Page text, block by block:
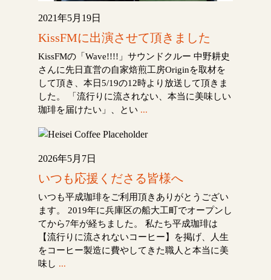
2021年5月19日
KissFMに出演させて頂きました
KissFMの「Wave!!!!」サウンドクルー 中野耕史
さんに先日直営の自家焙煎工房Originを取材を
して頂き、本日5/19の12時より放送して頂きま
した。 「流行りに流されない、本当に美味しい
珈琲を届けたい」、とい ...
2026年5月7日
いつも応援くださる皆様へ
いつも平成珈琲をご利用頂きありがとうござい
ます。 2019年に兵庫区の船大工町でオープンし
てから7年が経ちました。 私たち平成珈琲は
【流行りに流されないコーヒー】を掲げ、人生
をコーヒー製造に費やしてきた職人と本当に美
味し ...